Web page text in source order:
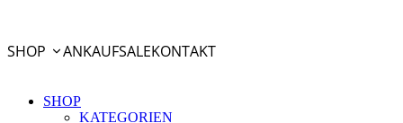
SHOP ANKAUFSALEKONTAKT
SHOP
KATEGORIEN